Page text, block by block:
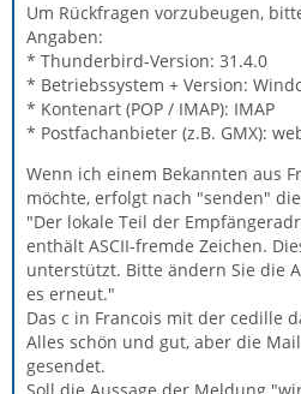
Um Rückfragen vorzubeugen,
Angaben:
* Thunderbird-Version: 31.4.0
* Betriebssystem + Version:
* Kontenart (POP / IMAP): IMAP
* Postfachanbieter (z.B. GMX):
Wenn ich einem Bekannten aus
möchte, erfolgt nach "senden"
"Der lokale Teil der
enthält ASCII-fremde Zeichen.
unterstützt. Bitte ändern Sie die
es erneut."
Das c in Francois mit der cedille
Alles schön und gut, aber die
gesendet.